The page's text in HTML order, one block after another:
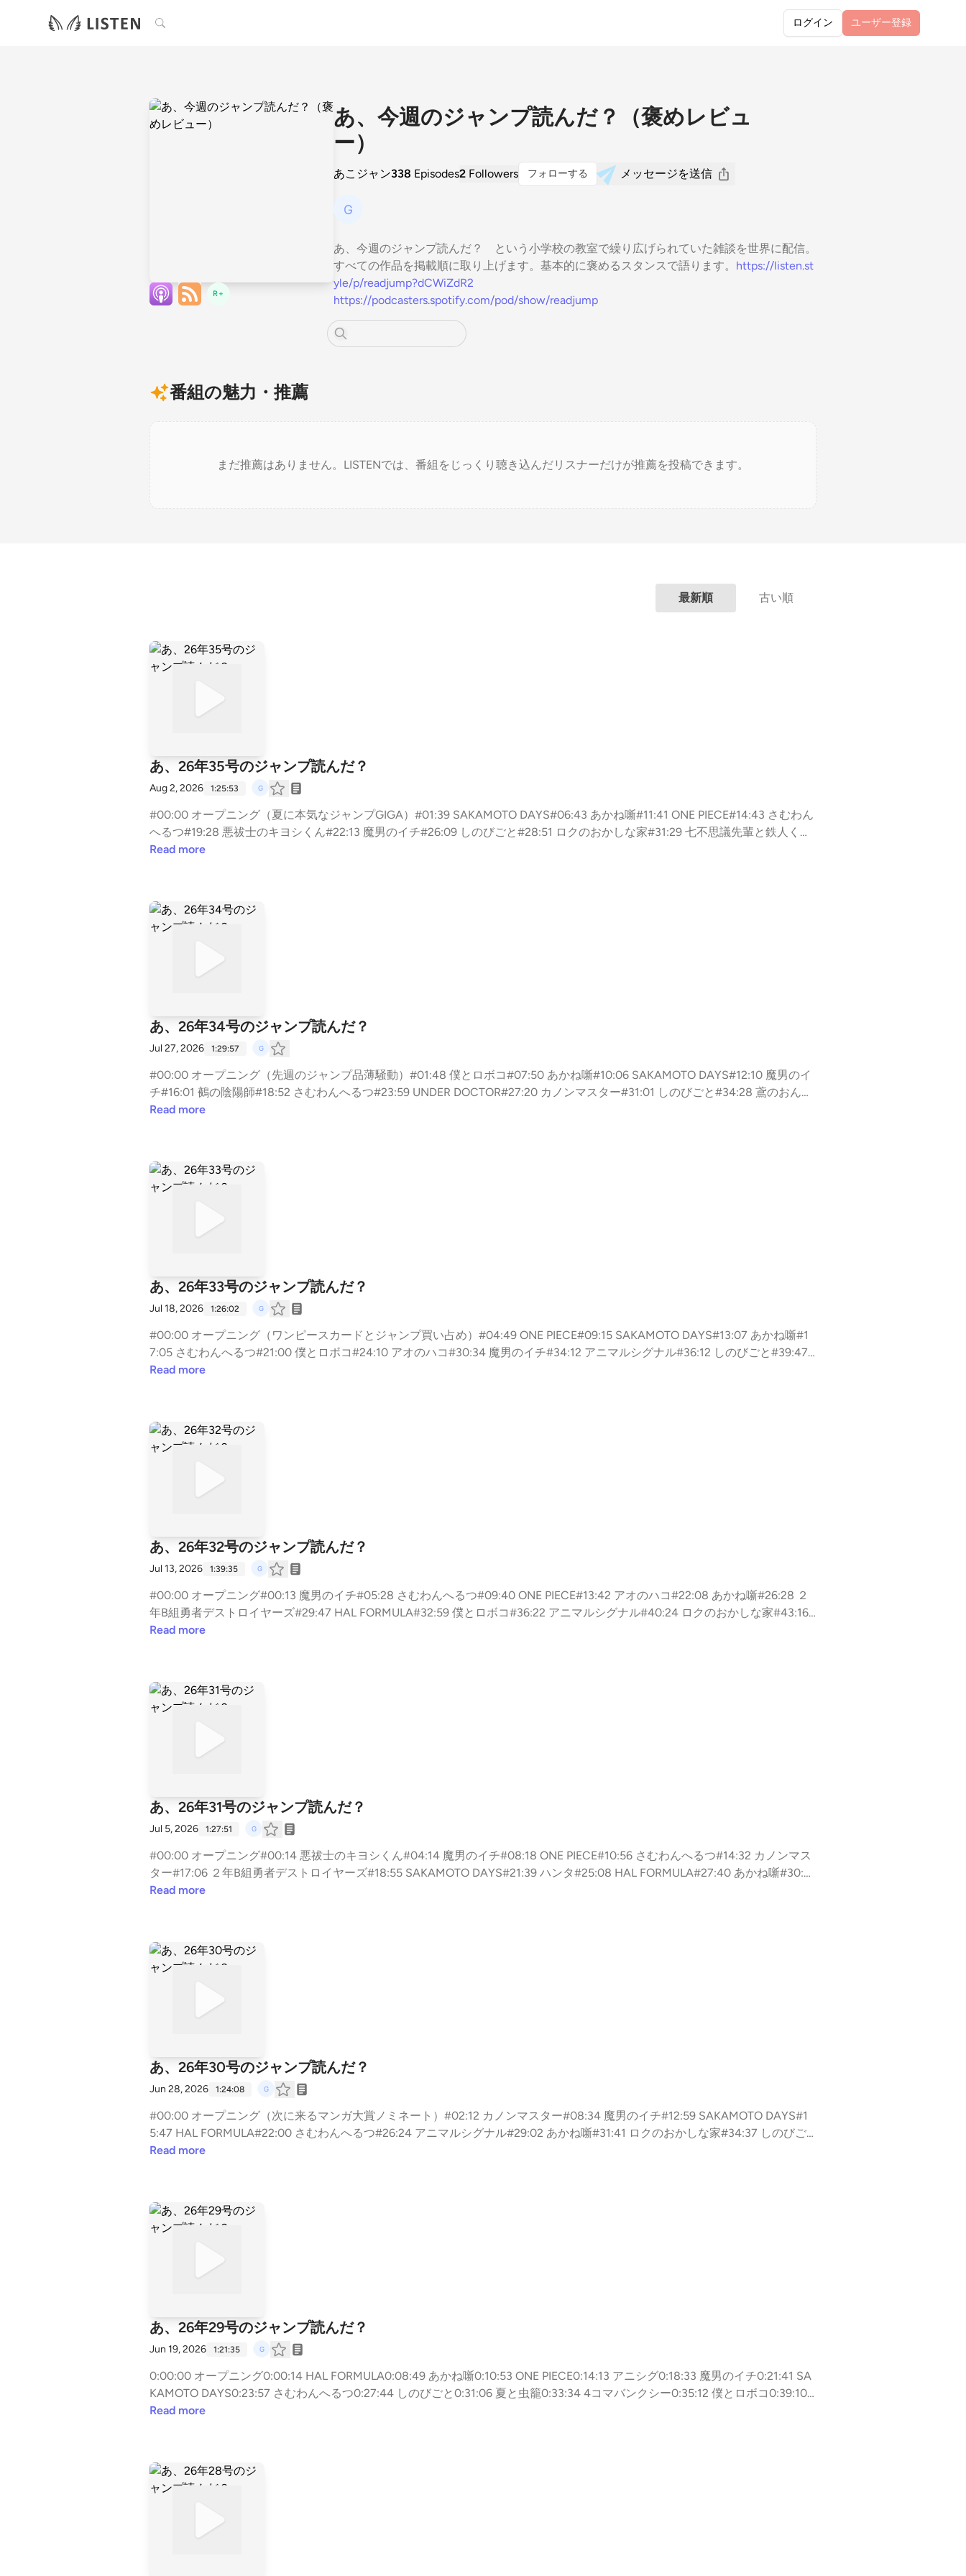
検索 ログイン ユーザー登録
R+
あ、今週のジャンプ読んだ？（褒めレビュ
ー）
あこジャン338 Episodes2 Followers フォローする メッセージを送信
あ、今週のジャンプ読んだ？ という小学校の教室で繰り広げられていた雑談を世界に配信。
すべての作品を掲載順に取り上げます。基本的に褒めるスタンスで語ります。 https://listen.st
yle/p/readjump?dCWiZdR2
https://podcasters.spotify.com/pod/show/readjump
番組の魅力・推薦
まだ推薦はありません。LISTENでは、番組をじっくり聴き込んだリスナーだけが推薦を投稿できます。
最新順 古い順
あ、26年35号のジャンプ読んだ？
Aug 2, 2026 1:25:53
#00:00 オープニング（夏に本気なジャンプGIGA）#01:39 SAKAMOTO DAYS#06:43 あかね噺#11:41 ONE PIECE#14:43 さむわん
へるつ#19:28 悪祓士のキヨシくん#22:13 魔男のイチ#26:09 しのびごと#28:51 ロクのおかしな家#31:29 七不思議先輩と鉄人くん
（読切）#37:35 カノンマスター#41:49 カグラバチ#44:26 HAL FORMULA#47:40 WITCH WATCH#50:41 鵺の陰陽師#53:18 アニ
Read more
あ、26年34号のジャンプ読んだ？
Jul 27, 2026 1:29:57
#00:00 オープニング（先週のジャンプ品薄騒動）#01:48 僕とロボコ#07:50 あかね噺#10:06 SAKAMOTO DAYS#12:10 魔男のイ
チ#16:01 鵺の陰陽師#18:52 さむわんへるつ#23:59 UNDER DOCTOR#27:20 カノンマスター#31:01 しのびごと#34:28 鳶のおんが
えし（読切）#38:14 WITCH WATCH#41:29 HAL FORMULA#44:37 悪祓士のキヨシくん#47:51 アニマルシグナル#50:38 ロクのお
Read more
あ、26年33号のジャンプ読んだ？
Jul 18, 2026 1:26:02
#00:00 オープニング（ワンピースカードとジャンプ買い占め）#04:49 ONE PIECE#09:15 SAKAMOTO DAYS#13:07 あかね噺#1
7:05 さむわんへるつ#21:00 僕とロボコ#24:10 アオのハコ#30:34 魔男のイチ#34:12 アニマルシグナル#36:12 しのびごと#39:47
カノンマスター#42:40 WITCH WATCH#45:39 HAL FORMULA#48:06 ロクのおかしな家#49:58 アイボーイ（読切）#54:31 HUN
Read more
あ、26年32号のジャンプ読んだ？
Jul 13, 2026 1:39:35
#00:00 オープニング#00:13 魔男のイチ#05:28 さむわんへるつ#09:40 ONE PIECE#13:42 アオのハコ#22:08 あかね噺#26:28 ２
年B組勇者デストロイヤーズ#29:47 HAL FORMULA#32:59 僕とロボコ#36:22 アニマルシグナル#40:24 ロクのおかしな家#43:16
カノンマスター#47:08 SAKAMOTO DAYS#49:22 逃げ上手の若君#55:17 貴族学園（読切）#57:34 ハンタ#61:26 WITCH WATCH
Read more
あ、26年31号のジャンプ読んだ？
Jul 5, 2026 1:27:51
#00:00 オープニング#00:14 悪祓士のキヨシくん#04:14 魔男のイチ#08:18 ONE PIECE#10:56 さむわんへるつ#14:32 カノンマス
ター#17:06 ２年B組勇者デストロイヤーズ#18:55 SAKAMOTO DAYS#21:39 ハンタ#25:08 HAL FORMULA#27:40 あかね噺#30:2
8 アニマルシグナル#34:13 ロクのおかしな家#37:00 UNDER DOCTOR#39:18 アオのハコ#43:19 僕とロボコ#46:21 ひまてん!#58:
Read more
あ、26年30号のジャンプ読んだ？
Jun 28, 2026 1:24:08
#00:00 オープニング（次に来るマンガ大賞ノミネート）#02:12 カノンマスター#08:34 魔男のイチ#12:59 SAKAMOTO DAYS#1
5:47 HAL FORMULA#22:00 さむわんへるつ#26:24 アニマルシグナル#29:02 あかね噺#31:41 ロクのおかしな家#34:37 しのびご
と#38:08 カグラバチ#41:27 WITCH WATCH#43:59 僕とロボコ#45:14 アオのハコ#46:58 鵺の陰陽師#50:01 夏と虫籠#54:11 悪祓
Read more
あ、26年29号のジャンプ読んだ？
Jun 19, 2026 1:21:35
0:00:00 オープニング0:00:14 HAL FORMULA0:08:49 あかね噺0:10:53 ONE PIECE0:14:13 アニシグ0:18:33 魔男のイチ0:21:41 SA
KAMOTO DAYS0:23:57 さむわんへるつ0:27:44 しのびごと0:31:06 夏と虫籠0:33:34 4コマバンクシー0:35:12 僕とロボコ0:39:10
２年B組勇者デストロイヤーズ0:41:30 カグラバチ0:45:48 ロクのおかしな家0:48:28 WITCH WATCH0:50:42 アオのハコ0:55:24
Read more